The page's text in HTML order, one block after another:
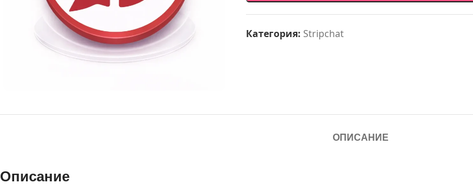
Категория: Stripchat
ОПИСАНИЕ
Описание